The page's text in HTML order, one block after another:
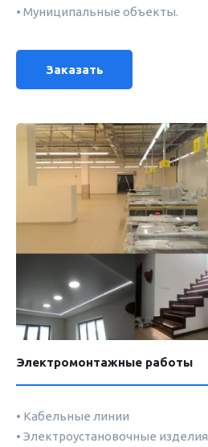
• Муниципальные объекты.
Заказать
Электромонтажные работы
• Кабельные линии
• Электроустановочные изделия